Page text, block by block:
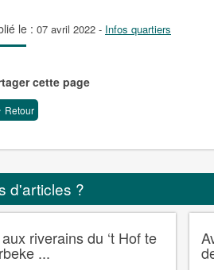
le : 07 avril 2022 - Infos quartiers
cette page
Retour
d'articles ?
riverains du ‘t Hof te
...